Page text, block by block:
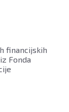
financijskih
Fonda